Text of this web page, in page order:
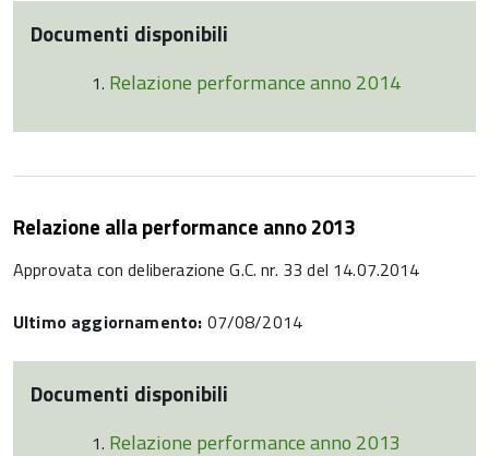
Documenti disponibili
Relazione performance anno 2014
Relazione alla performance anno 2013
Approvata con deliberazione G.C. nr. 33 del 14.07.2014
Ultimo aggiornamento: 07/08/2014
Documenti disponibili
Relazione performance anno 2013